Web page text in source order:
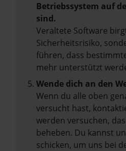
Betriebssystem auf
sind.
Veraltete Software
Sicherheitsrisiko,
führen, dass
mehr unterstützt
Wende dich an den
Wenn du alle oben
versucht hast,
werden versuchen,
beheben. Du kannst
schicken, um uns bei